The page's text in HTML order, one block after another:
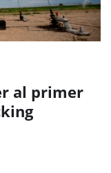
al primer